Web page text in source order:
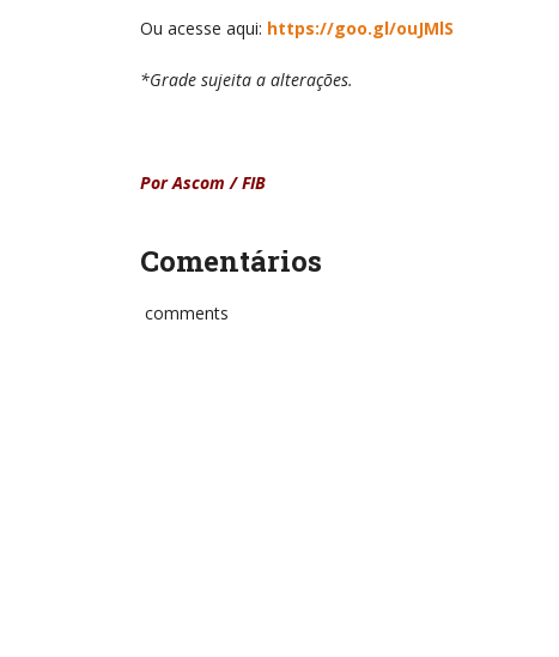
Ou acesse aqui: https://goo.gl/ouJMlS
*Grade sujeita a alterações.
Por Ascom / FIB
Comentários
comments